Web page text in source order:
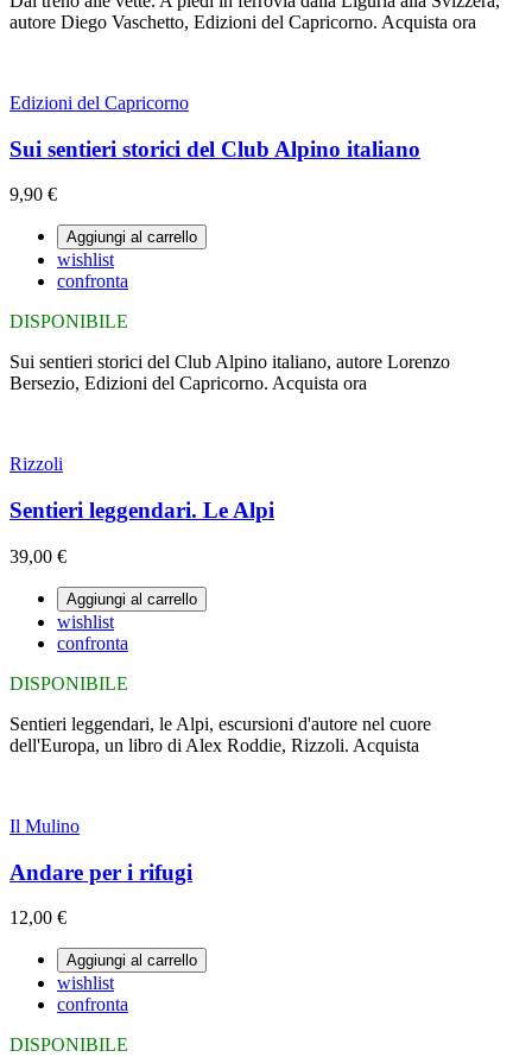
autore Diego Vaschetto, Edizioni del Capricorno. Acquista ora
Edizioni del Capricorno
Sui sentieri storici del Club Alpino italiano
9,90 €
Aggiungi al carrello
wishlist
confronta
DISPONIBILE
Sui sentieri storici del Club Alpino italiano, autore Lorenzo
Bersezio, Edizioni del Capricorno. Acquista ora
Rizzoli
Sentieri leggendari. Le Alpi
39,00 €
Aggiungi al carrello
wishlist
confronta
DISPONIBILE
Sentieri leggendari, le Alpi, escursioni d'autore nel cuore
dell'Europa, un libro di Alex Roddie, Rizzoli. Acquista
Il Mulino
Andare per i rifugi
12,00 €
Aggiungi al carrello
wishlist
confronta
DISPONIBILE